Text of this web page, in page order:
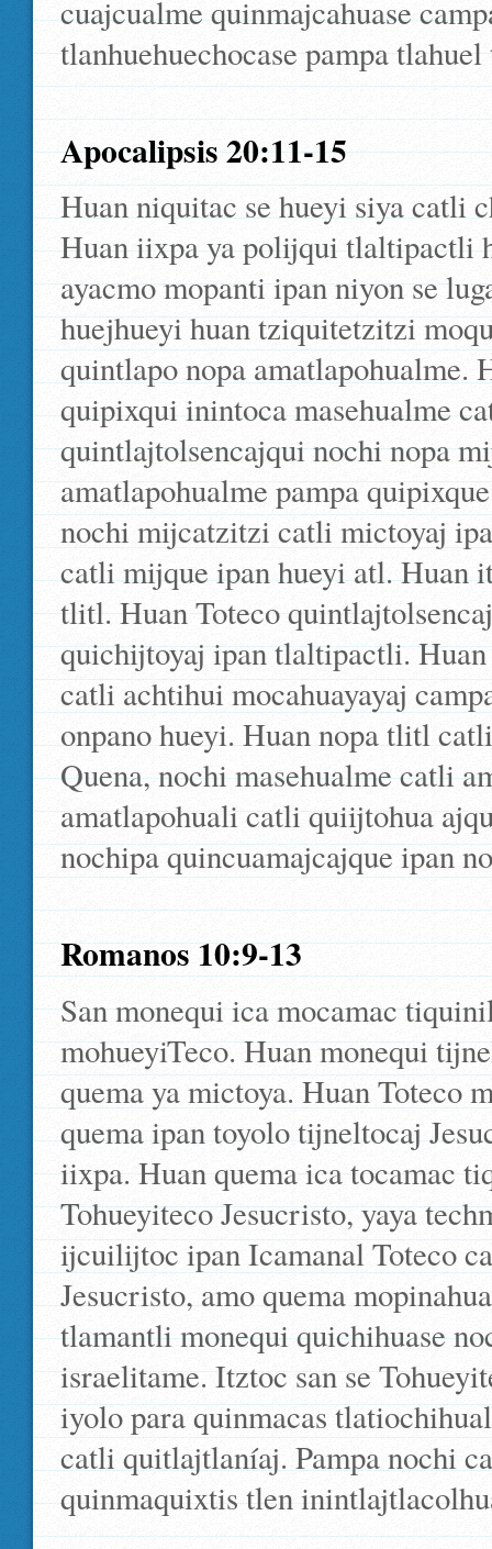
cuajcualme quinmajcahuase
tlanhuehuechocase pampa
Apocalipsis 20:11-15
Huan niquitac se hueyi siya catli
Huan iixpa ya polijqui tlaltipactli
ayacmo mopanti ipan niyon se
huejhueyi huan tziquitetzitzi
quintlapo nopa amatlapohualme.
quipixqui inintoca masehualme
quintlajtolsencajqui nochi nopa
amatlapohualme pampa
nochi mijcatzitzi catli mictoyaj
catli mijque ipan hueyi atl. Huan
tlitl. Huan Toteco
quichijtoyaj ipan tlaltipactli.
catli achtihui mocahuayayaj
onpano hueyi. Huan nopa tlitl
Quena, nochi masehualme catli
amatlapohuali catli quiijtohua
nochipa quincuamajcajque ipan
Romanos 10:9-13
San monequi ica mocamac
mohueyiTeco. Huan monequi
quema ya mictoya. Huan Toteco
quema ipan toyolo tijneltocaj
iixpa. Huan quema ica tocamac
Tohueyiteco Jesucristo, yaya
ijcuilijtoc ipan Icamanal Toteco
Jesucristo, amo quema
tlamantli monequi quichihuase
israelitame. Itztoc san se
iyolo para quinmacas
catli quitlajtlaníaj. Pampa nochi
quinmaquixtis tlen